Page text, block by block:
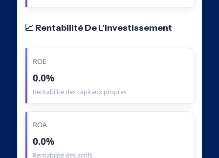
📈 Rentabilité De L’Investissement
ROE
0.0%
Rentabilité des capitaux propres
ROA
0.0%
Rentabilité des actifs